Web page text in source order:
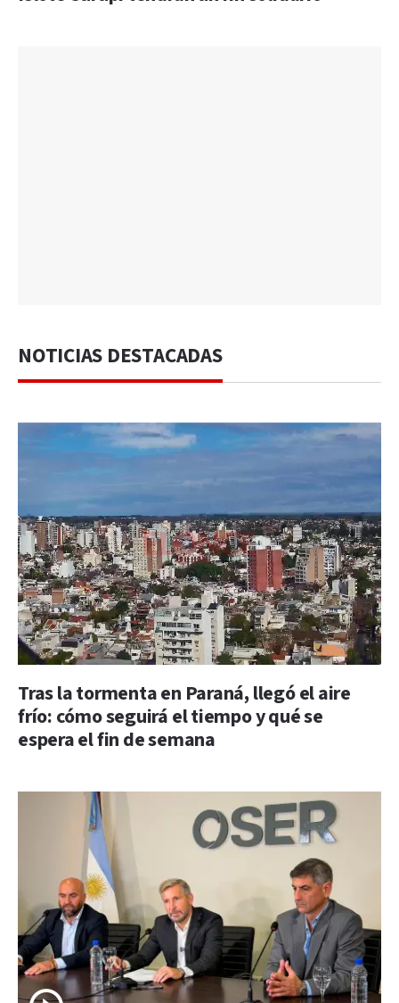
NOTICIAS DESTACADAS
Tras la tormenta en Paraná, llegó el aire
frío: cómo seguirá el tiempo y qué se
espera el fin de semana